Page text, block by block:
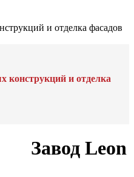
и отделка фасадов
и отделка
Завод Leon